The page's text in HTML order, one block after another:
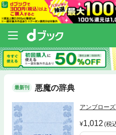
最新刊 悪魔の辞典
アンブロー
1,012 (税